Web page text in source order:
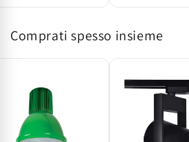
Comprati spesso insieme